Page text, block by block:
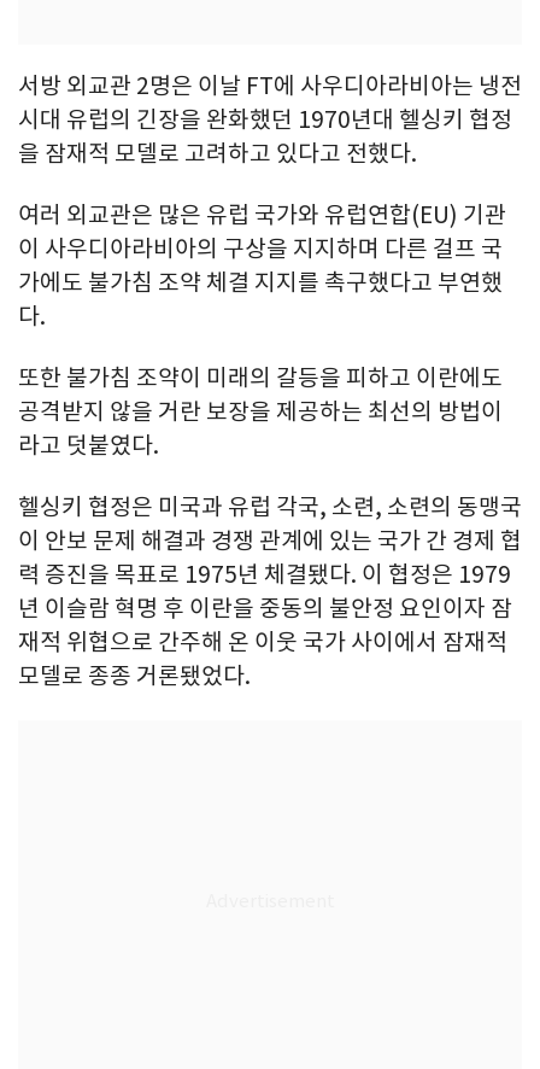
서방 외교관 2명은 이날 FT에 사우디아라비아는 냉전
시대 유럽의 긴장을 완화했던 1970년대 헬싱키 협정
을 잠재적 모델로 고려하고 있다고 전했다.
여러 외교관은 많은 유럽 국가와 유럽연합(EU) 기관
이 사우디아라비아의 구상을 지지하며 다른 걸프 국
가에도 불가침 조약 체결 지지를 촉구했다고 부연했
다.
또한 불가침 조약이 미래의 갈등을 피하고 이란에도
공격받지 않을 거란 보장을 제공하는 최선의 방법이
라고 덧붙였다.
헬싱키 협정은 미국과 유럽 각국, 소련, 소련의 동맹국
이 안보 문제 해결과 경쟁 관계에 있는 국가 간 경제 협
력 증진을 목표로 1975년 체결됐다. 이 협정은 1979
년 이슬람 혁명 후 이란을 중동의 불안정 요인이자 잠
재적 위협으로 간주해 온 이웃 국가 사이에서 잠재적
모델로 종종 거론됐었다.